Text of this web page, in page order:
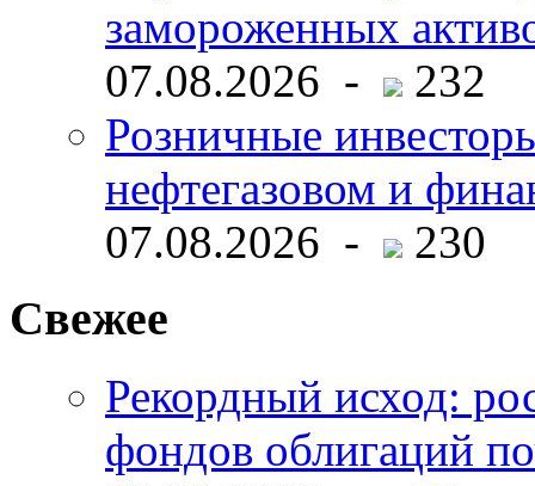
замороженных
07.08.2026 -
232
Розничные
нефтегазовом и
07.08.2026 -
230
Свежее
Рекордный исход:
фондов облигаций